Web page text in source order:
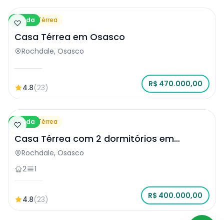
Venda
Casa Térrea
Casa Térrea em Osasco
Rochdale, Osasco
4.8(23) R$ 470.000,00
Venda
Casa Térrea
Casa Térrea com 2 dormitórios em
Osasco
Rochdale, Osasco
2
1
4.8(23) R$ 400.000,00